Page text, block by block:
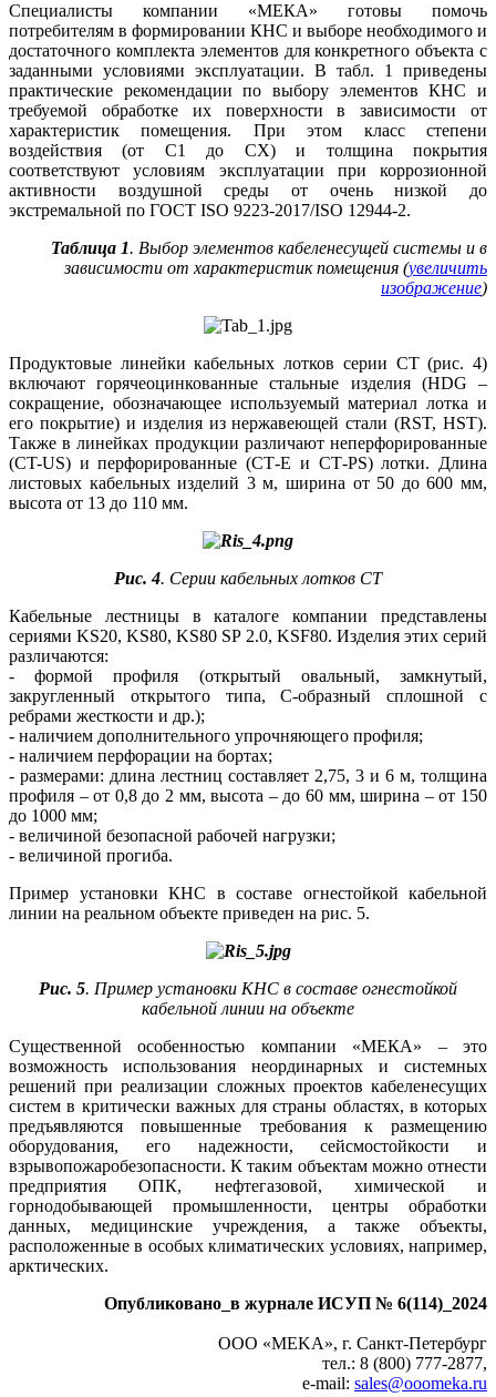
Специалисты компании «МЕКА» готовы помочь
потребителям в формировании КНС и выборе необходимого и
достаточного комплекта элементов для конкретного объекта с
заданными условиями эксплуатации. В табл. 1 приведены
практические рекомендации по выбору элементов КНС и
требуемой обработке их поверхности в зависимости от
характеристик помещения. При этом класс степени
воздействия (от С1 до СХ) и толщина покрытия
соответствуют условиям эксплуатации при коррозионной
активности воздушной среды от очень низкой до
экстремальной по ГОСТ ISO 9223-2017/ISO 12944-2.
Таблица 1. Выбор элементов кабеленесущей системы и в
зависимости от характеристик помещения (увеличить
изображение)
Продуктовые линейки кабельных лотков серии СТ (рис. 4)
включают горячеоцинкованные стальные изделия (HDG –
сокращение, обозначающее используемый материал лотка и
его покрытие) и изделия из нержавеющей стали (RST, HST).
Также в линейках продукции различают неперфорированные
(CT-US) и перфорированные (СТ-Е и СТ-PS) лотки. Длина
листовых кабельных изделий 3 м, ширина от 50 до 600 мм,
высота от 13 до 110 мм.
Рис. 4. Серии кабельных лотков СТ
Кабельные лестницы в каталоге компании представлены
сериями KS20, KS80, KS80 SP 2.0, KSF80. Изделия этих серий
различаются:
- формой профиля (открытый овальный, замкнутый,
закругленный открытого ти­па, С-образный сплошной с
ребрами жесткости и др.);
- наличием дополнительного уп­рочняющего профиля;
- наличием перфорации на бортах;
- размерами: длина лестниц составляет 2,75, 3 и 6 м, толщина
профиля – от 0,8 до 2 мм, высота – до 60 мм, ширина – от 150
до 1000 мм;
- величиной безопасной рабочей нагрузки;
- величиной прогиба.
Пример установки КНС в составе огнестойкой кабельной
линии на реальном объекте приведен на рис. 5.
Рис. 5. Пример установки КНС в составе огнестойкой
кабельной линии на объекте
Существенной особенностью компании «МЕКА» – это
возможность использования неординарных и системных
решений при реализации сложных проектов кабеленесущих
систем в критически важных для страны областях, в которых
предъявляются повышенные требования к размещению
оборудования, его надежности, сейсмостойкости и
взрывопожаробезопасности. К таким объектам можно отнести
предприятия ОПК, нефтегазовой, химической и
горнодобывающей промышленности, центры обработки
данных, медицинские учреждения, а также объекты,
расположенные в особых климатических условиях, например,
арктических.
Опубликовано_в журнале ИСУП № 6(114)_2024
ООО «МEKA», г. Санкт-Петербург
тел.: 8 (800) 777‑2877,
e‑mail: sales@ooomeka.ru